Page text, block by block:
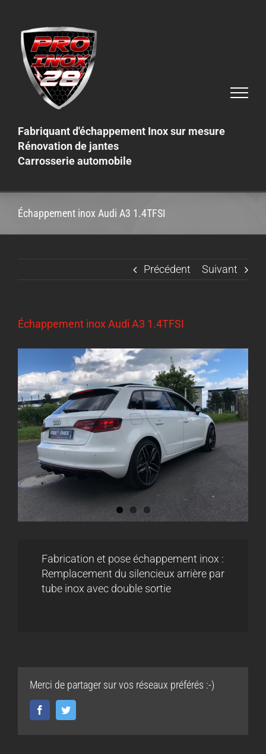
content
Fabriquant d'échappement Inox sur mesure
Rénovation de jantes
Carrosserie automobile
Échappement inox Audi A3 1.4TFSI
Précédent Suivant
Échappement inox Audi A3 1.4TFSI
Fabrication et pose échappement inox :
Remplacement du silencieux arrière par
tube inox avec double sortie
Merci de partager sur vos réseaux préférés :-)
FacebookTwitter